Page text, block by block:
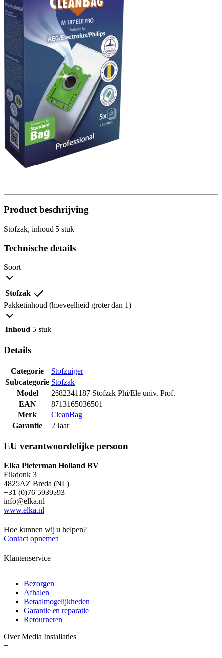
Product beschrijving
Stofzak, inhoud 5 stuk
Technische details
Soort
Stofzak
Pakketinhoud (hoeveelheid groter dan 1)
Inhoud 5 stuk
Details
Categorie
Stofzuiger
Subcategorie Stofzak
Model
2682341187 Stofzak Phi/Ele univ. Prof.
EAN
8713165036501
Merk
CleanBag
Garantie
2 Jaar
EU verantwoordelijke persoon
Elka Pieterman Holland BV
Eikdonk 3
4825AZ Breda (NL)
+31 (0)76 5939393
info@elka.nl
www.elka.nl
Hoe kunnen wij u helpen?
Contact opnemen
Klantenservice
+
Bezorgen
Afhalen
Betaalmogelijkheden
Garantie en reparatie
Retourneren
Over Media Installaties
+